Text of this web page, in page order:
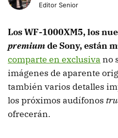
Editor Senior
Los WF-1000XM5, los
premiumde Sony, están
comparte en exclusiva no
imágenes de aparente
también varios detalles
los próximos audífonos
ofrecerán.